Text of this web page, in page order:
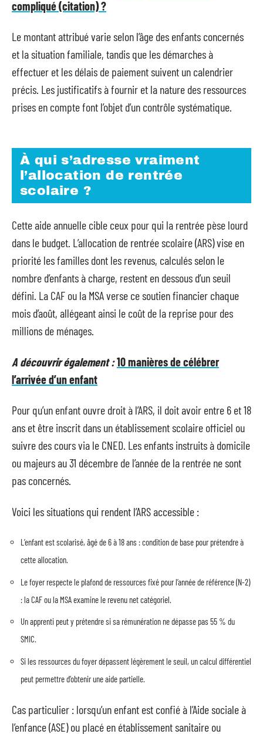
compliqué (citation) ?
Le montant attribué varie selon l’âge des enfants concernés
et la situation familiale, tandis que les démarches à
effectuer et les délais de paiement suivent un calendrier
précis. Les justificatifs à fournir et la nature des ressources
prises en compte font l’objet d’un contrôle systématique.
À qui s’adresse vraiment
l’allocation de rentrée
scolaire ?
Cette aide annuelle cible ceux pour qui la rentrée pèse lourd
dans le budget. L’allocation de rentrée scolaire (ARS) vise en
priorité les familles dont les revenus, calculés selon le
nombre d’enfants à charge, restent en dessous d’un seuil
défini. La CAF ou la MSA verse ce soutien financier chaque
mois d’août, allégeant ainsi le coût de la reprise pour des
millions de ménages.
A découvrir également :10 manières de célébrer
l’arrivée d’un enfant
Pour qu’un enfant ouvre droit à l’ARS, il doit avoir entre 6 et 18
ans et être inscrit dans un établissement scolaire officiel ou
suivre des cours via le CNED. Les enfants instruits à domicile
ou majeurs au 31 décembre de l’année de la rentrée ne sont
pas concernés.
Voici les situations qui rendent l’ARS accessible :
L’enfant est scolarisé, âgé de 6 à 18 ans : condition de base pour prétendre à
cette allocation.
Le foyer respecte le plafond de ressources fixé pour l’année de référence (N-2)
: la CAF ou la MSA examine le revenu net catégoriel.
Un apprenti peut y prétendre si sa rémunération ne dépasse pas 55 % du
SMIC.
Si les ressources du foyer dépassent légèrement le seuil, un calcul différentiel
peut permettre d’obtenir une aide partielle.
Cas particulier : lorsqu’un enfant est confié à l’Aide sociale à
l’enfance (ASE) ou placé en établissement sanitaire ou